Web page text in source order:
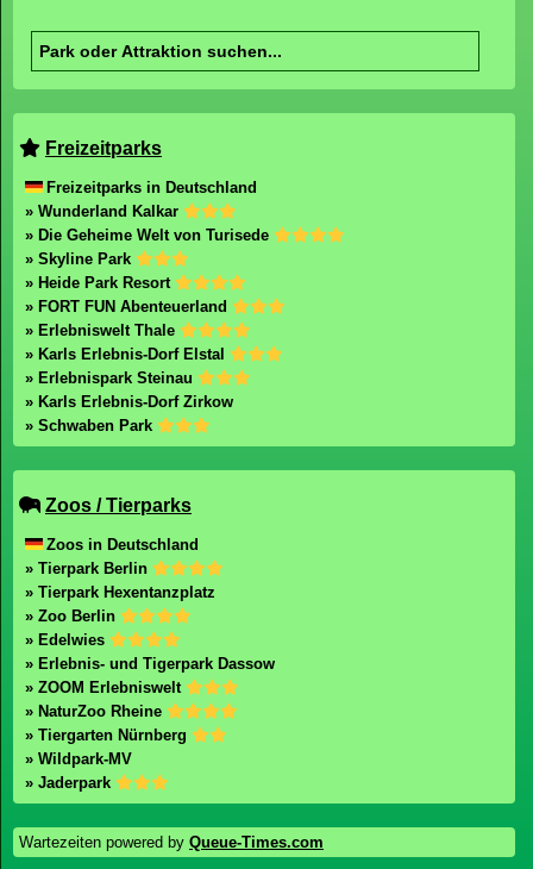
Freizeitparks
Freizeitparks in Deutschland
» Wunderland Kalkar
» Die Geheime Welt von Turisede
» Skyline Park
» Heide Park Resort
» FORT FUN Abenteuerland
» Erlebniswelt Thale
» Karls Erlebnis-Dorf Elstal
» Erlebnispark Steinau
» Karls Erlebnis-Dorf Zirkow
» Schwaben Park
Zoos / Tierparks
Zoos in Deutschland
» Tierpark Berlin
» Tierpark Hexentanzplatz
» Zoo Berlin
» Edelwies
» Erlebnis- und Tigerpark Dassow
» ZOOM Erlebniswelt
» NaturZoo Rheine
» Tiergarten Nürnberg
» Wildpark-MV
» Jaderpark
Wartezeiten powered by Queue-Times.com